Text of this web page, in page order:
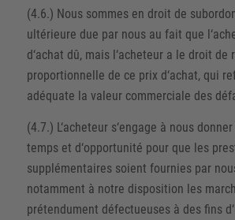
(4.6.) Nous sommes en droit de
ultérieure due par nous au fait que
d‘achat dû, mais l‘acheteur a le droit
proportionnelle de ce prix d‘achat, qui
adéquate la valeur commerciale des
(4.7.) L‘acheteur s‘engage à nous
temps et d‘opportunité pour que les
supplémentaires soient fournies par
notamment à notre disposition les
prétendument défectueuses à des fins